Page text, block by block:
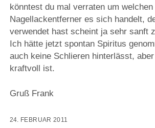
könntest du mal verraten um welchen
Nagellackentferner es sich handelt,
verwendet hast scheint ja sehr sanft
Ich hätte jetzt spontan Spiritus
auch keine Schlieren hinterlässt,
kraftvoll ist.
Gruß Frank
24. FEBRUAR 2011